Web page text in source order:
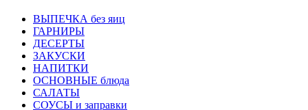
ВЫПЕЧКА без яиц
ГАРНИРЫ
ДЕСЕРТЫ
ЗАКУСКИ
НАПИТКИ
ОСНОВНЫЕ блюда
САЛАТЫ
СОУСЫ и заправки